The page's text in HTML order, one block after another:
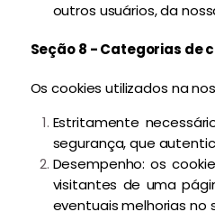
outros usuários, da
Seção 8 - Categorias de
Os cookies utilizados na
Estritamente
segurança, que
Desempenho: os
visitantes de uma
eventuais melhorias no